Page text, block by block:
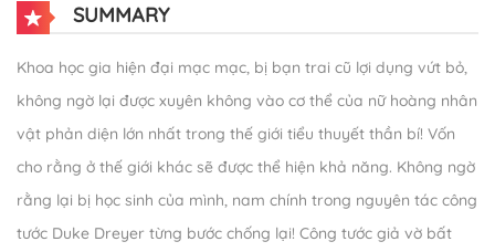
SUMMARY
Khoa học gia hiện đại mạc mạc, bị bạn trai cũ lợi dụng vứt bỏ,
không ngờ lại được xuyên không vào cơ thể của nữ hoàng nhân
vật phản diện lớn nhất trong thế giới tiểu thuyết thần bí! Vốn
cho rằng ở thế giới khác sẽ được thể hiện khả năng. Không ngờ
rằng lại bị học sinh của mình, nam chính trong nguyên tác công
tước Duke Dreyer từng bước chống lại! Công tước giả vờ bất